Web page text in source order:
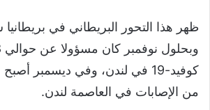
ظهر هذا التحور البريطاني في بريطانيا
من الإصابات في العاصمة لندن.